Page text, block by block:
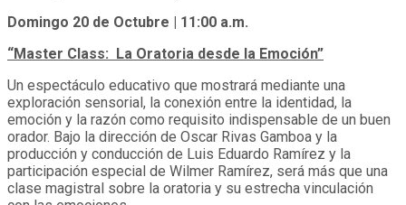
Domingo 20 de Octubre | 11:00 a.m.
“Master Class: La Oratoria desde la Emoción”
Un espectáculo educativo que mostrará mediante una
exploración sensorial, la conexión entre la identidad, la
emoción y la razón como requisito indispensable de un buen
orador. Bajo la dirección de Oscar Rivas Gamboa y la
producción y conducción de Luis Eduardo Ramírez y la
participación especial de Wilmer Ramírez, será más que una
clase magistral sobre la oratoria y su estrecha vinculación